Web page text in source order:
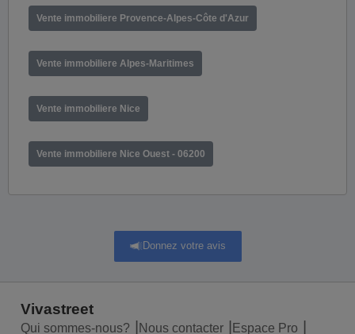
Vente immobiliere Provence-Alpes-Côte d'Azur
Vente immobiliere Alpes-Maritimes
Vente immobiliere Nice
Vente immobiliere Nice Ouest - 06200
Donnez votre avis
Vivastreet
Qui sommes-nous? Nous contacter Espace Pro